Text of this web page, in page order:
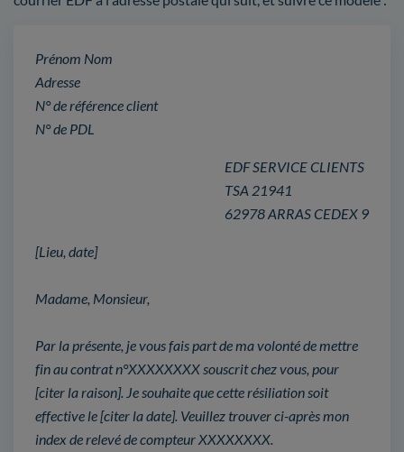
Prénom Nom
Adresse
N° de référence client
N° de PDL
EDF SERVICE CLIENTS
TSA 21941
62978 ARRAS CEDEX 9
[Lieu, date]
Madame, Monsieur,
Par la présente, je vous fais part de ma volonté de mettre
fin au contrat n°XXXXXXXX souscrit chez vous, pour
[citer la raison]. Je souhaite que cette résiliation soit
effective le [citer la date]. Veuillez trouver ci-après mon
index de relevé de compteur XXXXXXXX.